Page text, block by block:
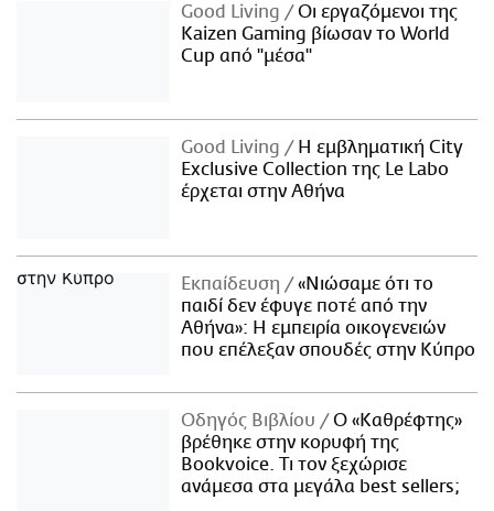
Good Living
Οι εργαζόμενοι της
Kaizen Gaming βίωσαν το World
Cup από "μέσα"
Good Living
Η εμβληματική City
Exclusive Collection της Le Labo
έρχεται στην Αθήνα
Εκπαίδευση
«Νιώσαμε ότι το
παιδί δεν έφυγε ποτέ από την
Αθήνα»: Η εμπειρία οικογενειών
που επέλεξαν σπουδές στην Κύπρο
Οδηγός Βιβλίου
Ο «Καθρέφτης»
βρέθηκε στην κορυφή της
Bookvoice. Τι τον ξεχώρισε
ανάμεσα στα μεγάλα best sellers;